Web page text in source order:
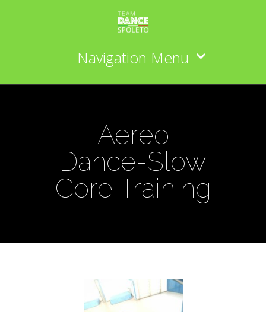
Navigation Menu
Aereo
Dance-Slow
Core Training